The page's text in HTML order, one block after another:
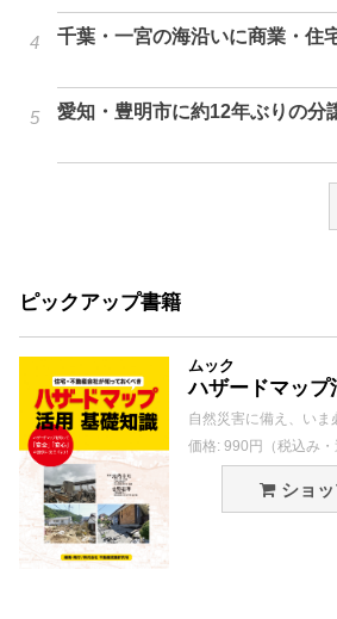
千葉・一宮の海沿いに商業・住
愛知・豊明市に約12年ぶりの分
ピックアップ書籍
ムック
ハザードマップ
自然災害に備え、いま
価格: 990円（税込み・
ショッ